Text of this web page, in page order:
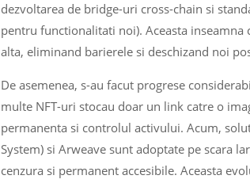
dezvoltarea de bridge-uri cross-chain si
pentru functionalitati noi). Aceasta
alta, eliminand barierele si deschizand noi
De asemenea, s-au facut progrese
multe NFT-uri stocau doar un link catre o
permanenta si controlul activului. Acum,
System) si Arweave sunt adoptate pe scara
cenzura si permanent accesibile. Aceasta